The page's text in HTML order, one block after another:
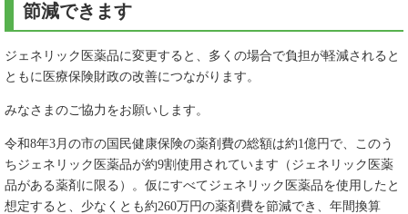
節減できます
ジェネリック医薬品に変更すると、多くの場合で負担が軽減されると
ともに医療保険財政の改善につながります。
みなさまのご協力をお願いします。
令和8年3月の市の国民健康保険の薬剤費の総額は約1億円で、このう
ちジェネリック医薬品が約9割使用されています（ジェネリック医薬
品がある薬剤に限る）。仮にすべてジェネリック医薬品を使用したと
想定すると、少なくとも約260万円の薬剤費を節減でき、年間換算